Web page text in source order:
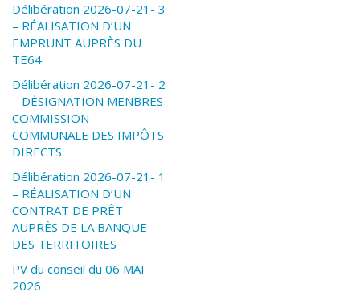
Délibération 2026-07-21- 3
– RÉALISATION D’UN
EMPRUNT AUPRÈS DU
TE64
Délibération 2026-07-21- 2
– DÉSIGNATION MENBRES
COMMISSION
COMMUNALE DES IMPÔTS
DIRECTS
Délibération 2026-07-21- 1
– RÉALISATION D’UN
CONTRAT DE PRÊT
AUPRÈS DE LA BANQUE
DES TERRITOIRES
PV du conseil du 06 MAI
2026